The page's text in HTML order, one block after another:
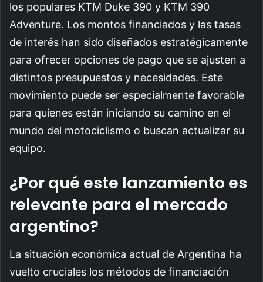
los populares KTM Duke 390 y KTM 390
Adventure. Los montos financiados y las tasas
de interés han sido diseñados estratégicamente
para ofrecer opciones de pago que se ajusten a
distintos presupuestos y necesidades. Este
movimiento puede ser especialmente favorable
para quienes están iniciando su camino en el
mundo del motociclismo o buscan actualizar su
equipo.
¿Por qué este lanzamiento es
relevante para el mercado
argentino?
La situación económica actual de Argentina ha
vuelto cruciales los métodos de financiación